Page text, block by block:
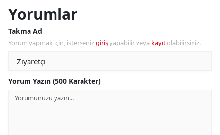
Yorumlar
Takma Ad
Yorum yapmak için, istersenizgirişyapabilir veya kayıt olabilirsiniz.
Yorum Yazın (500 Karakter)